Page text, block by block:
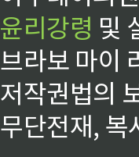
윤리강령 및
브라보 마이
저작권법의
무단전재, 복